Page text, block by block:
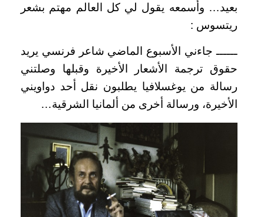
بعيد… وأسمعه يقول لي كل العالم مهتم بشعر
ريتسوس :
ــــــ جاءني الأسبوع الماضي شاعر فرنسي يريد
حقوق ترجمة الأشعار الأخيرة وقبلها وصلتني
رسالة من يوغسلافيا يطلبون نقل أحد دواويني
الأخيرة، ورسالة أخرى من ألمانيا الشرقية…